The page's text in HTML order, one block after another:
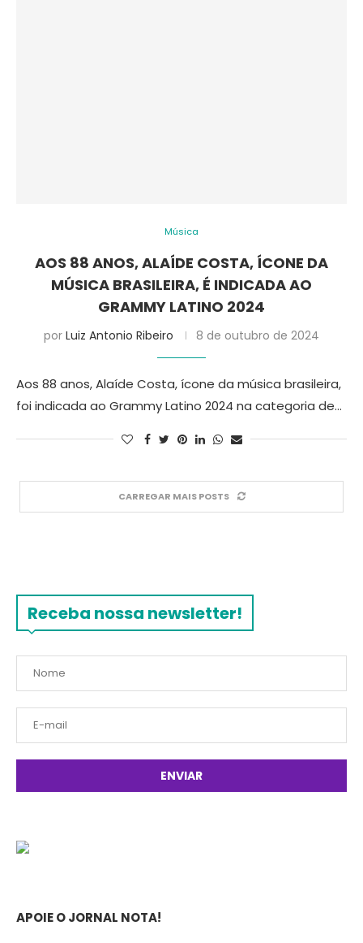
Música
AOS 88 ANOS, ALAÍDE COSTA, ÍCONE DA
MÚSICA BRASILEIRA, É INDICADA AO
GRAMMY LATINO 2024
por Luiz Antonio Ribeiro 8 de outubro de 2024
Aos 88 anos, Alaíde Costa, ícone da música brasileira,
foi indicada ao Grammy Latino 2024 na categoria de…
CARREGAR MAIS POSTS
Receba nossa newsletter!
APOIE O JORNAL NOTA!